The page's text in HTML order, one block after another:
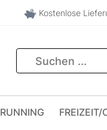
Kostenlose
RUNNING FREIZEIT/